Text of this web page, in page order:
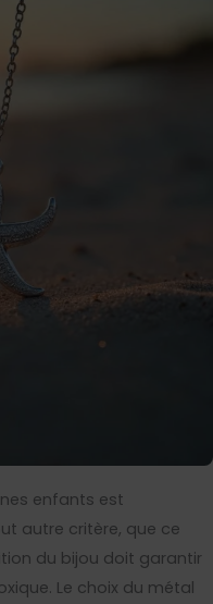
enfants est
autre critère, que ce
du bijou doit garantir
Le choix du métal